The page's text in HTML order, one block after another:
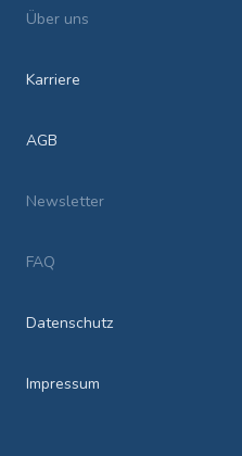
Über uns
Karriere
AGB
Newsletter
FAQ
Datenschutz
Impressum